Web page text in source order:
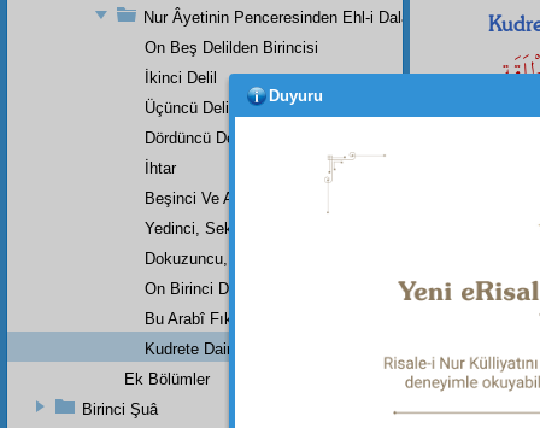
Nur Âyetinin Penceresinden Ehl-i Dalalet İle Eh-i
On Beş Delilden Birincisi
İkinci Delil
Üçüncü Delil
Dördüncü Delil
İhtar
Beşinci Ve Altıncı Delil
Yedinci, Sekizinci Delil
Dokuzuncu, Onuncu Delil
On Birinci Delil
Bu Arabî Fıkranın Kısaca Meali
Kudrete Dair Arabî Fıkrası:
Ek Bölümler
Birinci Şuâ
Duyuru